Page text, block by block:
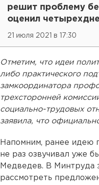
решит проблему
оценил
21 июля 2021 в 17:30
Отметим, что идеи
либо практического
замкоординатора
трехсторонней
социально-трудовых
заявила, что
Напомним, ранее идею
не раз озвучивал уже
Медведев. В Минтруда
рассмотреть